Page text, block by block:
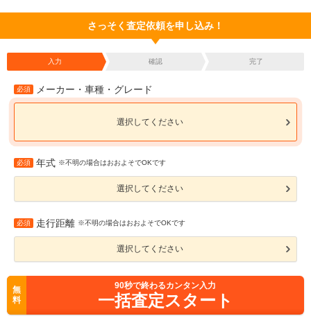
さっそく査定依頼を申し込み！
入力 確認 完了
必須 メーカー・車種・グレード
選択してください
必須 年式 ※不明の場合はおおよそでOKです
選択してください
必須 走行距離 ※不明の場合はおおよそでOKです
選択してください
無
料
90秒で終わるカンタン入力
一括査定スタート